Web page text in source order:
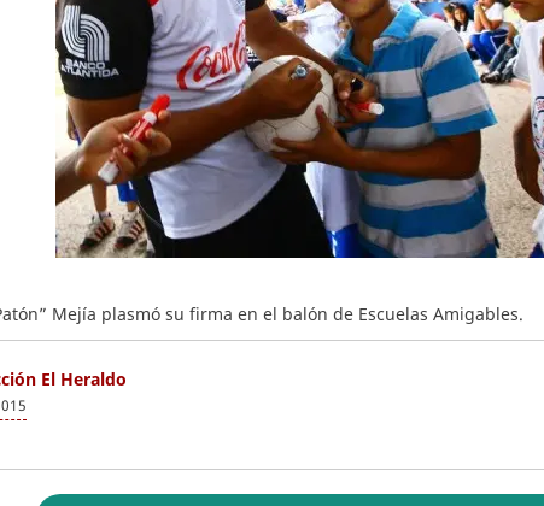
Mejía plasmó su firma en el balón de Escuelas Amigables.
El Heraldo